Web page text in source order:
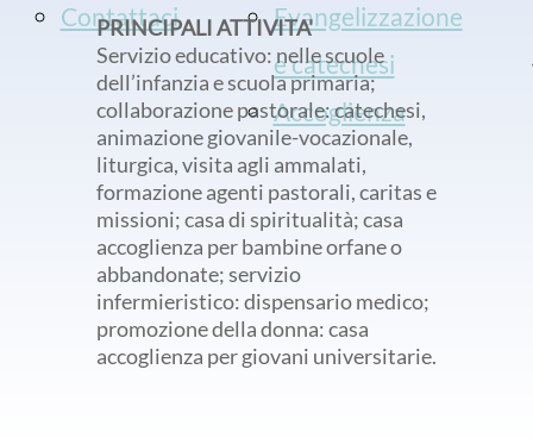
Contattaci
Evangelizzazione
e catechesi
Accoglienza
PRINCIPALI ATTIVITA'
Servizio educativo: nelle scuole
dell’infanzia e scuola primaria;
collaborazione pastorale: catechesi,
animazione giovanile-vocazionale,
liturgica, visita agli ammalati,
formazione agenti pastorali, caritas e
missioni; casa di spiritualità; casa
accoglienza per bambine orfane o
abbandonate; servizio
infermieristico: dispensario medico;
promozione della donna: casa
accoglienza per giovani universitarie.